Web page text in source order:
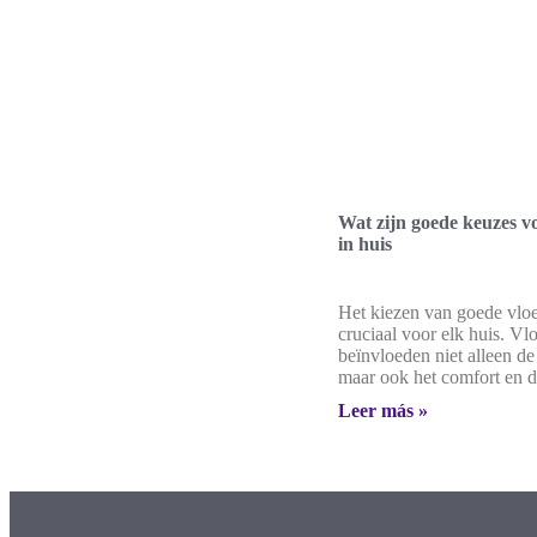
Wat zijn goede keuzes
in huis
Het kiezen van goede
cruciaal voor elk huis.
beïnvloeden niet alleen
maar ook het comfort en
Leer más »